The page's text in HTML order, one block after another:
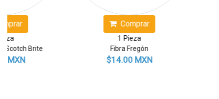
Brite
Comprar
1 Pieza
Fibra Fregón
$14.00 MXN